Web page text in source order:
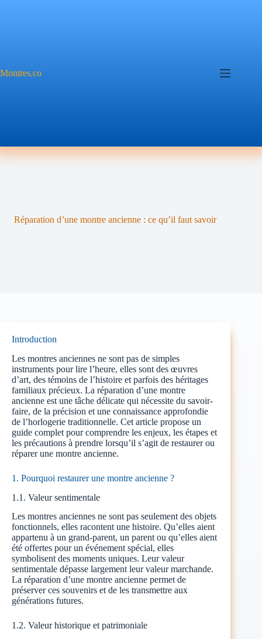
Montres.co
Réparation d’une montre ancienne : ce qu’il faut savoir
Introduction
Les montres anciennes ne sont pas de simples
instruments pour lire l’heure, elles sont des œuvres
d’art, des témoins de l’histoire et parfois des héritages
familiaux précieux. La réparation d’une montre
ancienne est une tâche délicate qui nécessite du savoir-
faire, de la précision et une connaissance approfondie
de l’horlogerie traditionnelle. Cet article propose un
guide complet pour comprendre les enjeux, les étapes et
les précautions à prendre lorsqu’il s’agit de restaurer ou
réparer une montre ancienne.
1. Pourquoi restaurer une montre ancienne ?
1.1. Valeur sentimentale
Les montres anciennes ne sont pas seulement des objets
fonctionnels, elles racontent une histoire. Qu’elles aient
appartenu à un grand-parent, un parent ou qu’elles aient
été offertes pour un événement spécial, elles
symbolisent des moments uniques. Leur valeur
sentimentale dépasse largement leur valeur marchande.
La réparation d’une montre ancienne permet de
préserver ces souvenirs et de les transmettre aux
générations futures.
1.2. Valeur historique et patrimoniale